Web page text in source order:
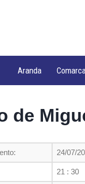
Aranda
de
24/07/
21 : 30